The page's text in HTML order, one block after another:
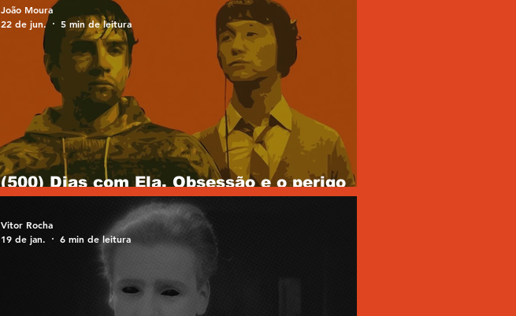
(500) Dias com Ela, Obsessão e o perigo
do falso amor
João Moura
22 de jun.
5 min de leitura
Vitor Rocha
19 de jan.
6 min de leitura